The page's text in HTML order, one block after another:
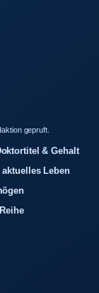
gepruft.
& Gehalt
Leben